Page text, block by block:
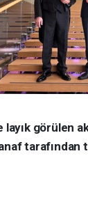
layık görülen
tarafından